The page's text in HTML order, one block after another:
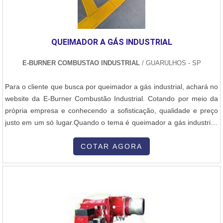
QUEIMADOR A GÁS INDUSTRIAL
E-BURNER COMBUSTAO INDUSTRIAL / GUARULHOS - SP
Para o cliente que busca por queimador a gás industrial, achará no
website da E-Burner Combustão Industrial. Cotando por meio da
própria empresa e conhecendo a sofisticação, qualidade e preço
justo em um só lugar.Quando o tema é queimador a gás industrial,
Industrial encontramos excelente custo-benefício e
estrutura com escritório de alta qualidade onde são realizadas as
atividades e sala de treinamento com materiais sofisticados, tudo
para oferecer queimador a gás industrial com ótima qualidade.Há
COTAR AGORA